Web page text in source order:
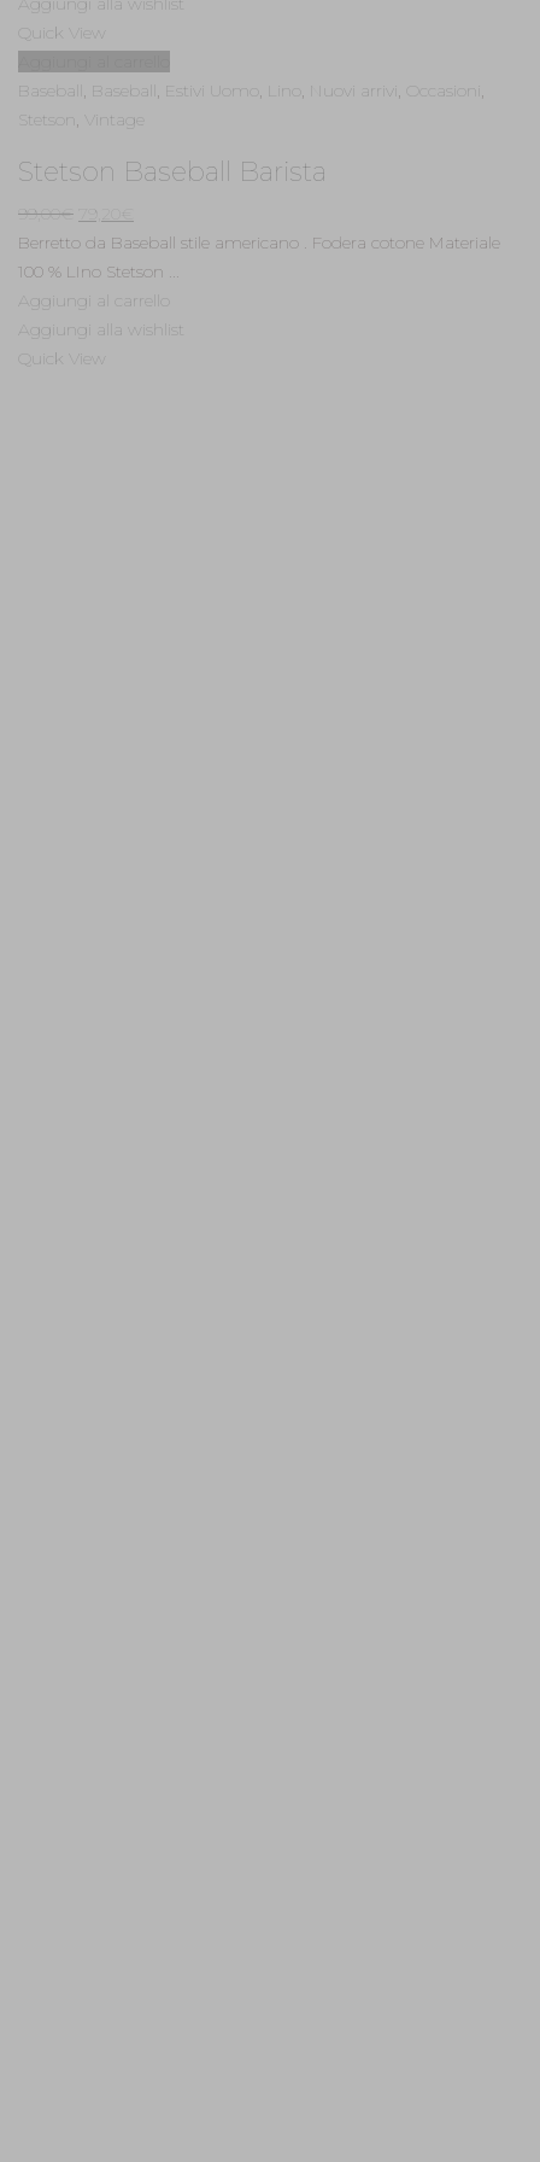
Quick View
Baseball , Baseball , Estivi Uomo , Lino , Nuovi arrivi , Occasioni ,
Stetson , Vintage
Stetson Baseball Barista
99,00€
prezzo
originale
era:
99,00€.
79,20
prezzo
attuale
è:
79,20€.
Berretto da Baseball stile americano . Fodera cotone Materiale
100 % LIno Stetson ...
Aggiungi al carrello
Aggiungi alla wishlist
Quick View